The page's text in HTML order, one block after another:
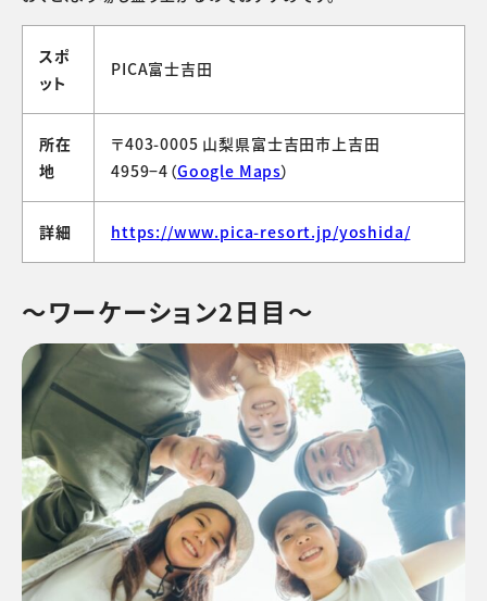
スポ
ット
PICA富士吉田
所在
地
〒403-0005 山梨県富士吉田市上吉田
4959−4（Google Maps）
詳細 https://www.pica-resort.jp/yoshida/
～ワーケーション2日目～